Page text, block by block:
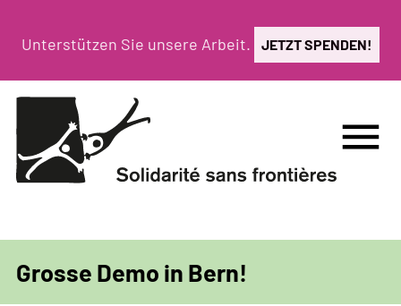
zumUnterstützen Sie unsere Arbeit. JETZT SPENDEN!
menu
Grosse Demo in Bern!